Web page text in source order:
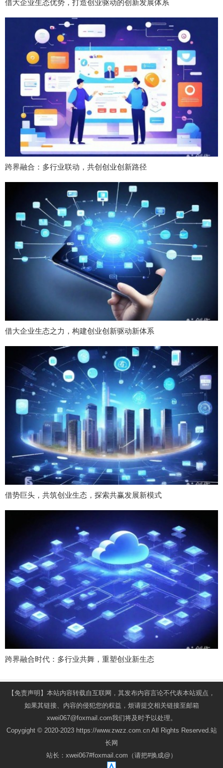
借大企业生态优势，打造创业驱动的创新发展体系
跨界融合：多行业联动，共创创业创新路径
借大企业生态之力，构建创业创新驱动新体系
借势巨头，共筑创业生态，探索共赢发展新模式
跨界融合时代：多行业共舞，重塑创业新生态
【免责声明】本站内容转载自互联网，其发布内容言论不代表本站观点，
如果其链接、内容的侵犯您的权益，烦请提交相关链接至邮箱
xwei067@foxmail.com我们将及时予以处理。
Copygight © 2020-2023 https://www.zwzz.com.cn All Rights Reserved.站
长网
站长：xwei067#foxmail.com（请把#换成@）